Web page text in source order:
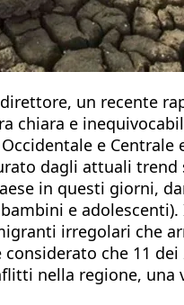
un recente
chiara e
e
dagli attuali trend
in questi giorni,
e
irregolari che
che 11
nella regione,